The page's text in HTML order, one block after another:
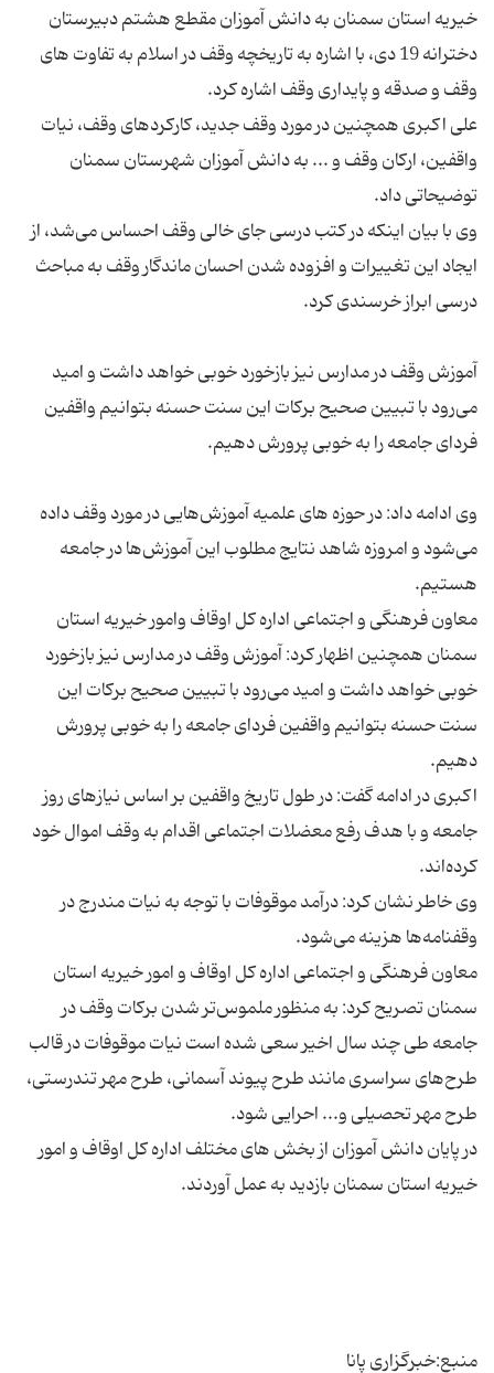
خیریه استان سمنان به دانش آموزان مقطع هشتم دبیرستان
دخترانه 19 دی، با اشاره به تاریخچه وقف در اسلام به تفاوت های
علی اکبری همچنین در مورد وقف جدید‌،‌ کارکردهای وقف، نیات
واقفین، ‌ارکان وقف و ... به دانش آموزان شهرستان سمنان
وی با بیان اینکه در کتب درسی جای خالی وقف احساس می‌شد، از
ایجاد این تغییرات و افزوده شدن احسان ماندگار وقف به مباحث
آموزش وقف در مدارس نیز بازخورد خوبی خواهد داشت و امید
می‌رود با تبیین صحیح برکات این سنت حسنه بتوانیم واقفین
وی ادامه داد: در حوزه های علمیه آموزش‌هایی در مورد وقف داده
می‌شود و امروزه شاهد نتایج مطلوب این آموزش‌ها در جامعه
معاون فرهنگی و اجتماعی اداره کل اوقاف وامور خیریه استان
سمنان همچنین اظهار کرد: آموزش وقف در مدارس نیز بازخورد
خوبی خواهد داشت و امید می‌رود با تبیین صحیح برکات این
سنت حسنه بتوانیم واقفین فردای جامعه را به خوبی پرورش
اکبری در ادامه گفت: در طول تاریخ واقفین بر اساس نیازهای روز
جامعه و با هدف رفع معضلات اجتماعی اقدام به وقف اموال خود
وی خاطر نشان کرد: درآمد موقوفات با توجه به نیات مندرج در
معاون فرهنگی و اجتماعی اداره کل اوقاف و امور خیریه استان
سمنان تصریح کرد: به منظور ملموس‌تر شدن برکات وقف در
جامعه طی چند سال اخیر سعی شده است نیات موقوفات در قالب
طرح‌های سراسری مانند طرح پیوند آسمانی، طرح مهر تندرستی،
در پایان دانش آموزان از بخش های مختلف اداره کل اوقاف و امور